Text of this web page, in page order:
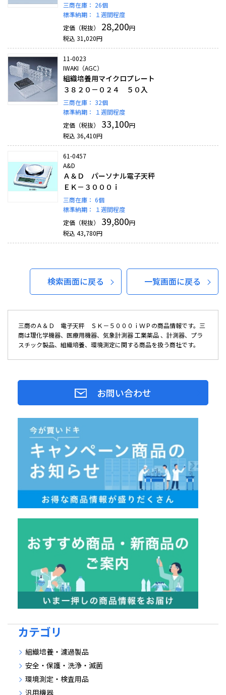
三商在庫： 26個
標準納期：
１週間程度
定価（税抜）
28,200円
税込 31,020円
11-0023
IWAKI（AGC）
組織培養用マイクロプレート
３８２０－０２４ ５０入
三商在庫： 32個
標準納期：
１週間程度
定価（税抜）
33,100円
税込 36,410円
61-0457
A&D
Ａ＆Ｄ パーソナル電子天秤
ＥＫ－３０００ｉ
三商在庫： 6個
標準納期：
１週間程度
定価（税抜）
39,800円
税込 43,780円
検索画面に戻る 一覧画面に戻る
三商のＡ＆Ｄ 電子天秤 ＳＫ－５０００ｉＷＰの商品情報です。三
商は理化学機器、医療用機器、気象計測器 工業薬品 、計測器、プラ
スチック製品、組織培養、環境測定に関する商品を扱う商社です。
お問い合わせ
カテゴリ
組織培養・濾過製品
安全・保護・洗浄・滅菌
環境測定・検査用品
汎用機器